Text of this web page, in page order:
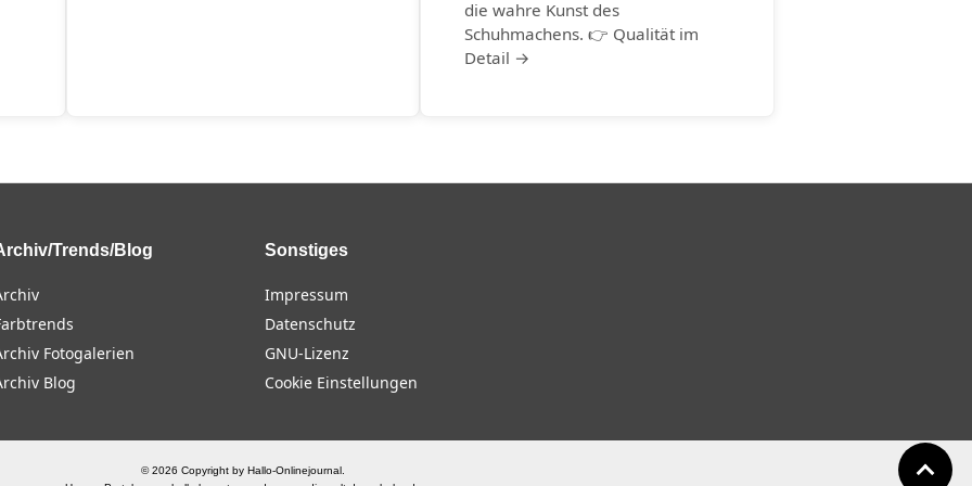
die wahre Kunst des
Schuhmachens. 👉 Qualität im
Detail →
Trends/Blog
Fotogalerien
Blog
Sonstiges
Impressum
Datenschutz
GNU-Lizenz
Cookie Einstellungen
© 2026 Copyright by Hallo-Onlinejournal.